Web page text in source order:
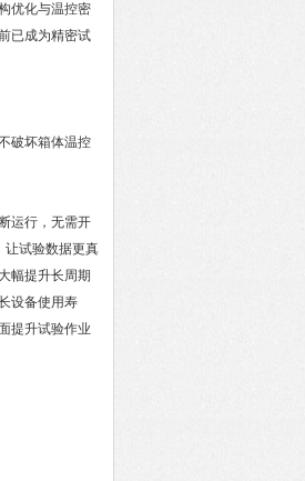
优化与温控密
已成为精密试
破坏箱体温控
运行，无需开
让试验数据更真
幅提升长周期
设备使用寿
提升试验作业